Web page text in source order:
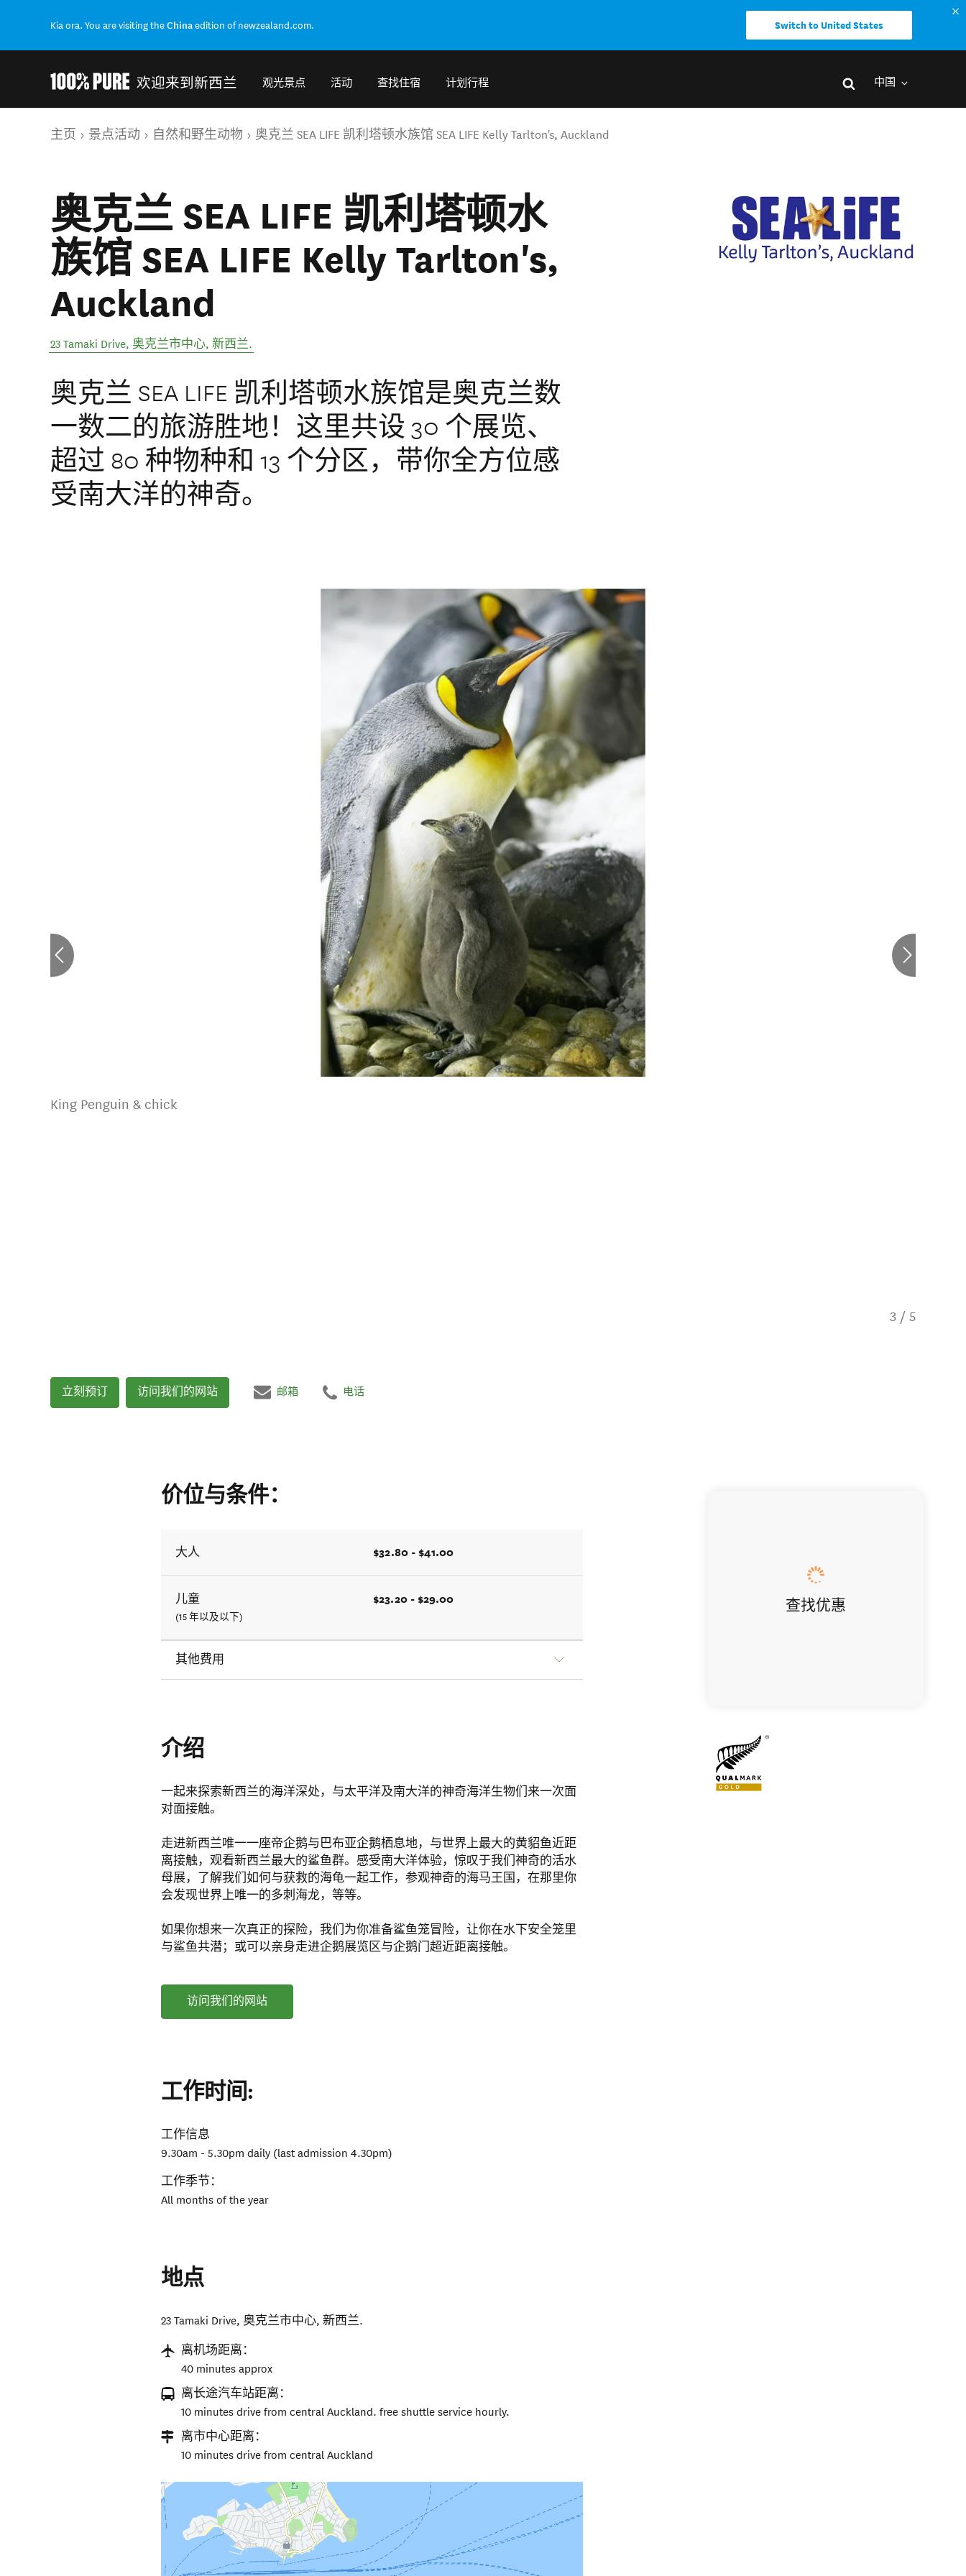
Kia ora. You are visiting theChinaedition of newzealand.com. Switch to United States
欢迎来到新西兰 观光景点 活动 查找住宿 计划行程 中国
你的位置
主页 景点活动 自然和野生动物 奥克兰 SEA LIFE 凯利塔顿水族馆 SEA LIFE Kelly Tarlton's, Auckland
奥克兰 SEA LIFE 凯利塔顿水
族馆 SEA LIFE Kelly Tarlton's,
Auckland
23 Tamaki Drive, 奥克兰市中心, 新西兰.
奥克兰 SEA LIFE 凯利塔顿水族馆是奥克兰数
一数二的旅游胜地！这里共设 30 个展览、
超过 80 种物种和 13 个分区，带你全方位感
受南大洋的神奇。
King Penguin & chick
3 / 5
立刻预订 访问我们的网站 邮箱 电话
价位与条件：
大人 $32.80 - $41.00
儿童
(15 年以及以下)
$23.20 - $29.00
其他费用
介绍
一起来探索新西兰的海洋深处，与太平洋及南大洋的神奇海洋生物们来一次面
对面接触。
走进新西兰唯一一座帝企鹅与巴布亚企鹅栖息地，与世界上最大的黄貂鱼近距
离接触，观看新西兰最大的鲨鱼群。感受南大洋体验，惊叹于我们神奇的活水
母展，了解我们如何与获救的海龟一起工作，参观神奇的海马王国，在那里你
会发现世界上唯一的多刺海龙，等等。
如果你想来一次真正的探险，我们为你准备鲨鱼笼冒险，让你在水下安全笼里
与鲨鱼共潜；或可以亲身走进企鹅展览区与企鹅门超近距离接触。
访问我们的网站
工作时间:
工作信息
9.30am - 5.30pm daily (last admission 4.30pm)
工作季节：
All months of the year
地点
23 Tamaki Drive, 奥克兰市中心,新西兰.
离机场距离：
40 minutes approx
离长途汽车站距离：
10 minutes drive from central Auckland. free shuttle service hourly.
离市中心距离：
10 minutes drive from central Auckland
查找优惠